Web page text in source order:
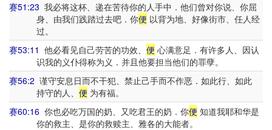
赛51:23 我必将这杯、递在苦待你的人手中．他们曾对你说、你屈
身、由我们践踏过去吧．你便 以背为地、好像街市、任人经
过。
赛53:11 他必看见自己劳苦的功效、 便 心满意足．有许多人、因认
识我的义仆得称为义．并且他要担当他们的罪孽。
赛56:2 谨守安息日而不干犯、禁止己手而不作恶．如此行、如此
持守的人、 便 为有福。
赛60:16 你也必吃万国的奶、又吃君王的奶．你便 知道我耶和华是
你的救主、是你的救赎主、雅各的大能者。